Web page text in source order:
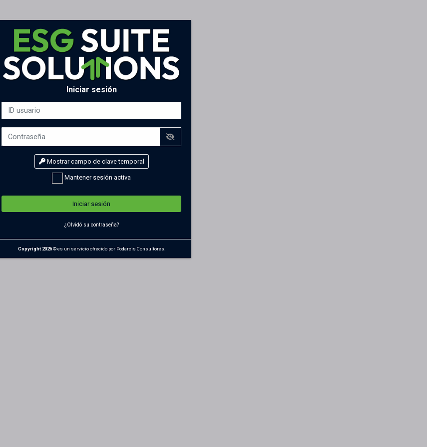
Iniciar sesión
Mostrar campo de clave temporal
Mantener sesión activa
Iniciar sesión
¿Olvidó su contraseña?
Copyright 2026© es un servicio ofrecido por Podarcis Consultores.